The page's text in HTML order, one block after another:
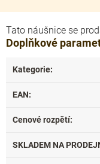
Tato náušnice se
Doplňkové
Kategorie:
EAN:
Cenové rozpětí:
SKLADEM NA